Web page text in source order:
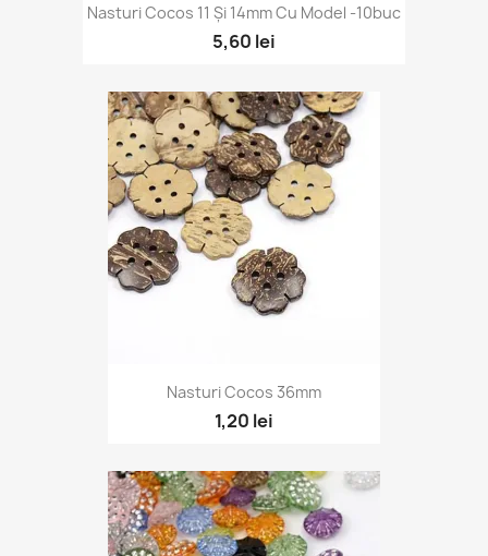
Nasturi Cocos 11 Și 14mm Cu Model -10buc
5,60 lei
Nasturi Cocos 36mm
1,20 lei